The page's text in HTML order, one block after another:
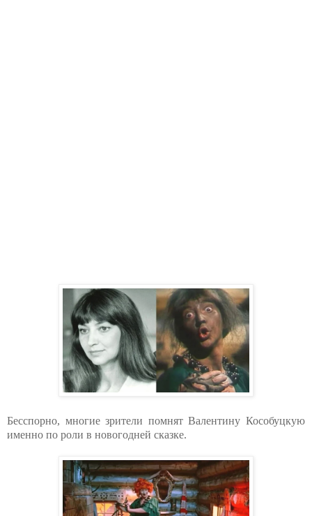
Бесспорно, многие зрители помнят Валентину Кособуцкую
именно по роли в новогодней сказке.